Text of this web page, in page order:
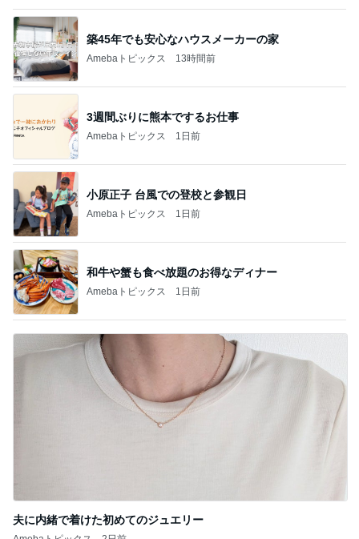
築45年でも安心なハウスメーカーの家
Amebaトピックス 13時間前
3週間ぶりに熊本でするお仕事
Amebaトピックス 1日前
小原正子 台風での登校と参観日
Amebaトピックス 1日前
和牛や蟹も食べ放題のお得なディナー
Amebaトピックス 1日前
夫に内緒で着けた初めてのジュエリー